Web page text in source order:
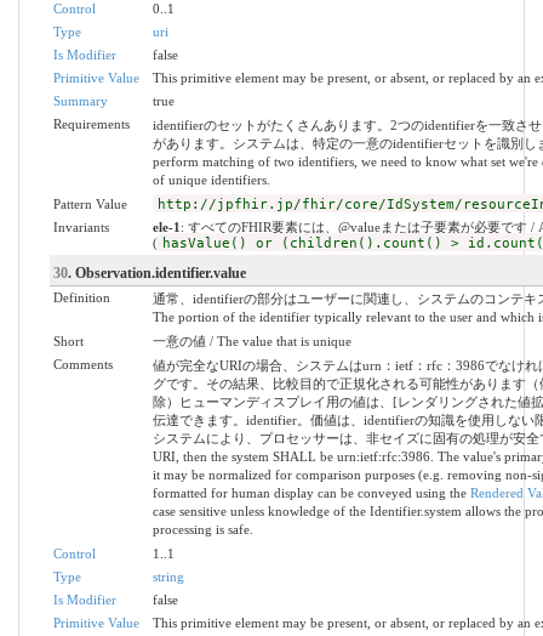
Control
0..1
Type
uri
Is Modifier
false
Primitive Value
This primitive element may be present, or absent, or replaced by an
Summary
true
Requirements
identifierのセットがたくさんあります。2つのidentifierを一致さ
があります。システムは、特定の一意のidentifierセットを識別し
perform matching of two identifiers, we need to know what set
of unique identifiers.
Pattern Value
http://jpfhir.jp/fhir/core/IdSystem/
Invariants ele-1 : すべてのFHIR要素には、@valueまたは子要素が必要です /
( hasValue() or (children().count() >
30. Observation.identifier.value
Definition
通常、identifierの部分はユーザーに関連し、システムのコンテ
The portion of the identifier typically relevant to the user and which
Short
一意の値 / The value that is unique
Comments
値が完全なURIの場合、システムはurn：ietf：rfc：3986でなけ
グです。その結果、比較目的で正規化される可能性があります
除）ヒューマンディスプレイ用の値は、[レンダリングされた値
伝達できます。identifier。価値は、identifierの知識を使用しない
システムにより、プロセッサーは、非セイズに固有の処理が安
URI, then the system SHALL be urn:ietf:rfc:3986. The value's
it may be normalized for comparison purposes (e.g. removing non-
formatted for human display can be conveyed using the Rendered
case sensitive unless knowledge of the Identifier.system allows the
processing is safe.
Control
1..1
Type
string
Is Modifier
false
Primitive Value
This primitive element may be present, or absent, or replaced by an